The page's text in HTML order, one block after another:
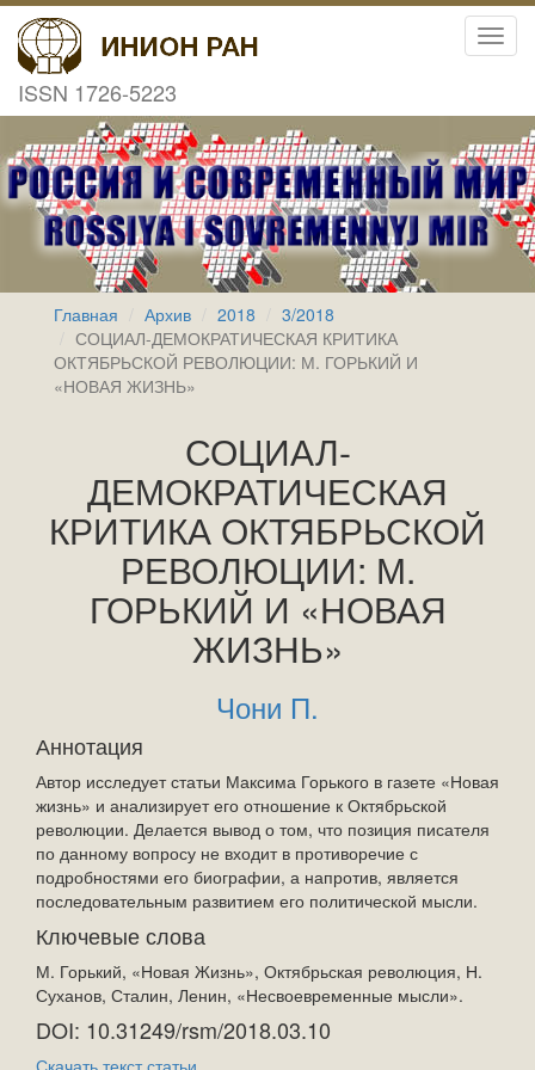
ISSN 1726-5223
Главная Архив 2018
3/2018
СОЦИАЛ-ДЕМОКРАТИЧЕСКАЯ КРИТИКА
ОКТЯБРЬСКОЙ РЕВОЛЮЦИИ: М. ГОРЬКИЙ И
«НОВАЯ ЖИЗНЬ»
СОЦИАЛ-
ДЕМОКРАТИЧЕСКАЯ
КРИТИКА ОКТЯБРЬСКОЙ
РЕВОЛЮЦИИ: М.
ГОРЬКИЙ И «НОВАЯ
ЖИЗНЬ»
Чони П.
Аннотация
Автор исследует статьи Максима Горького в газете «Новая
жизнь» и анализирует его отношение к Октябрьской
революции. Делается вывод о том, что позиция писателя
по данному вопросу не входит в противоречие с
подробностями его биографии, а напротив, является
последовательным развитием его политической мысли.
Ключевые слова
М. Горький, «Новая Жизнь», Октябрьская революция, Н.
Суханов, Сталин, Ленин, «Несвоевременные мысли».
DOI: 10.31249/rsm/2018.03.10